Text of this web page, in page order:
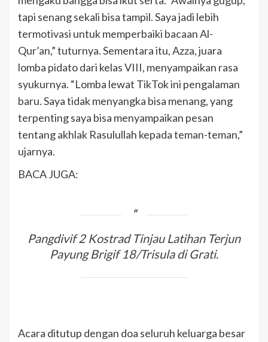
tapi senang sekali bisa tampil. Saya jadi lebih
termotivasi untuk memperbaiki bacaan Al-
Qur’an,” tuturnya. Sementara itu, Azza, juara
lomba pidato dari kelas VIII, menyampaikan rasa
syukurnya. “Lomba lewat TikTok ini pengalaman
baru. Saya tidak menyangka bisa menang, yang
terpenting saya bisa menyampaikan pesan
tentang akhlak Rasulullah kepada teman-teman,”
ujarnya.
BACA JUGA:
Pangdivif 2 Kostrad Tinjau Latihan Terjun
Payung Brigif 18/Trisula di Grati.
Acara ditutup dengan doa seluruh keluarga besar